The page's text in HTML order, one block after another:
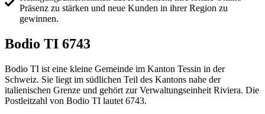
Präsenz zu stärken und neue Kunden in ihrer Region zu
gewinnen.
Bodio TI 6743
Bodio TI ist eine kleine Gemeinde im Kanton Tessin in der
Schweiz. Sie liegt im südlichen Teil des Kantons nahe der
italienischen Grenze und gehört zur Verwaltungseinheit Riviera. Die
Postleitzahl von Bodio TI lautet 6743.